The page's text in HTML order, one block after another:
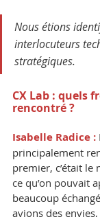
Nous étions
interlocuteurs
stratégiques.
CX Lab : quels
rencontré ?
Isabelle Radice :
principalement
premier, c’était le
ce qu’on pouvait
beaucoup
avions des